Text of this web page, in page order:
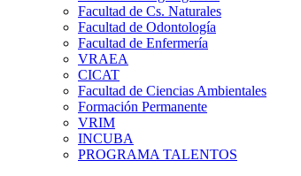
Facultad de Cs. Naturales
Facultad de Odontología
Facultad de Enfermería
VRAEA
CICAT
Facultad de Ciencias Ambientales
Formación Permanente
VRIM
INCUBA
PROGRAMA TALENTOS